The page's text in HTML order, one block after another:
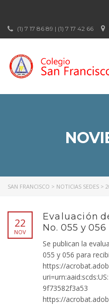
(1) 7 17 86 89 | (1) 7 17 42 66
SAN FRANCISCO > NOTICIAS SEDES >
22
NOV
Evaluación
No. 055 y
Se publican la
055 y 056 para
https://
9f73582f3a53
https://